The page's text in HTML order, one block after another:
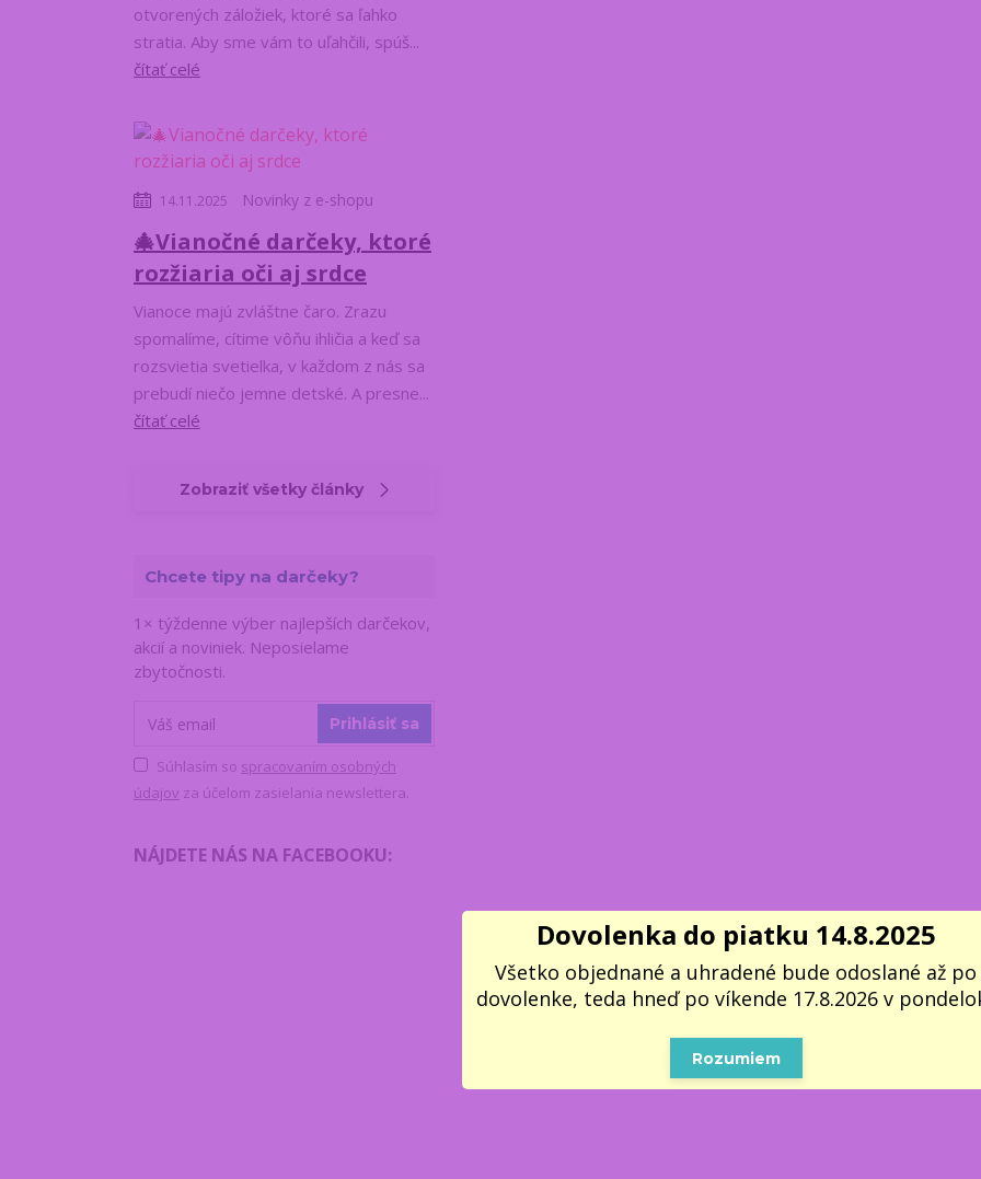
otvorených záložiek, ktoré sa ľahko
stratia. Aby sme vám to uľahčili, spúš...
čítať celé
14.11.2025 Novinky z e-shopu
🎄Vianočné darčeky, ktoré
rozžiaria oči aj srdce
Vianoce majú zvláštne čaro. Zrazu
spomalíme, cítime vôňu ihličia a keď sa
rozsvietia svetielka, v každom z nás sa
prebudí niečo jemne detské. A presne...
čítať celé
Zobraziť všetky články
Chcete tipy na darčeky?
1× týždenne výber najlepších darčekov,
akcií a noviniek. Neposielame
zbytočnosti.
Prihlásiť sa
Súhlasím so spracovaním osobných
údajov za účelom zasielania newslettera.
NÁJDETE NÁS NA FACEBOOKU:
Dovolenka do piatku 14.8.2025
Všetko objednané a uhradené bude odoslané až po
dovolenke, teda hneď po víkende 17.8.2026 v
Rozumiem